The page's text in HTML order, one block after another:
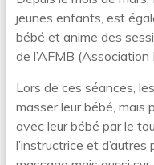
jeunes enfants, est
bébé et anime des
de l’AFMB
Lors de ces séances,
masser leur bébé, mais
avec leur bébé par le
l’instructrice et